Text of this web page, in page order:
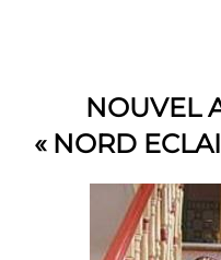
NOUVEL
« NORD